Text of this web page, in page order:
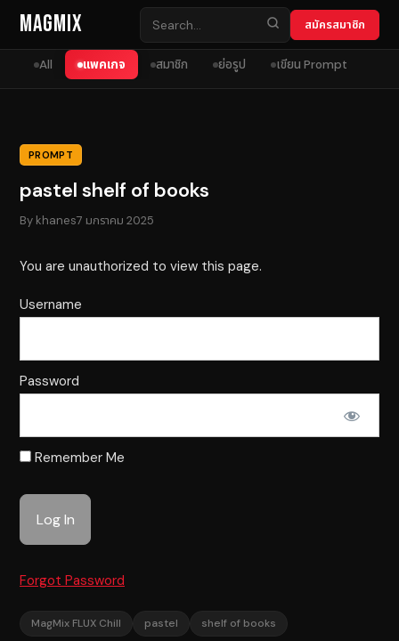
Skip to content
MagMix สมัครสมาชิก
All แพคเกจ สมาชิก ย่อรูป เขียน Prompt
PROMPT
pastel shelf of books
By khanes7 มกราคม 2025
You are unauthorized to view this page.
Username
Password
Remember Me
Forgot Password
MagMix FLUX Chill pastel shelf of books